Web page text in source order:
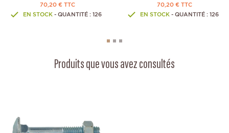
70,20 € TTC
EN STOCK- QUANTITÉ : 126
70,20 € TTC
EN STOCK- QUANTITÉ : 126
Produits que vous avez consultés